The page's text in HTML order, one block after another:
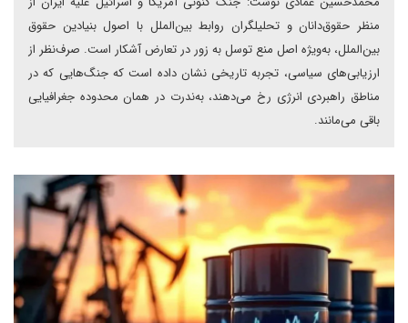
منظر حقوق‌دانان و تحلیلگران روابط بین‌الملل با اصول بنیادین حقوق
بین‌الملل، به‌ویژه اصل منع توسل به زور در تعارض آشکار ‌است. صرف‌نظر از
ارزیابی‌های سیاسی، تجربه تاریخی نشان داده است که جنگ‌هایی که در
مناطق راهبردی انرژی رخ می‌دهند، به‌ندرت در همان محدوده جغرافیایی
باقی می‌مانند.